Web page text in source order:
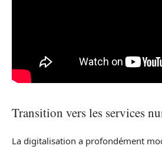
Transition vers les services
La digitalisation a profondément